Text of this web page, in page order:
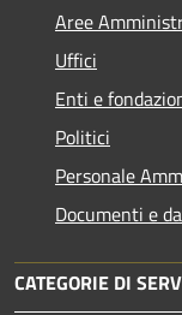
Aree
Uffici
Enti e
Politici
Personale
Documenti e
CATEGORIE DI